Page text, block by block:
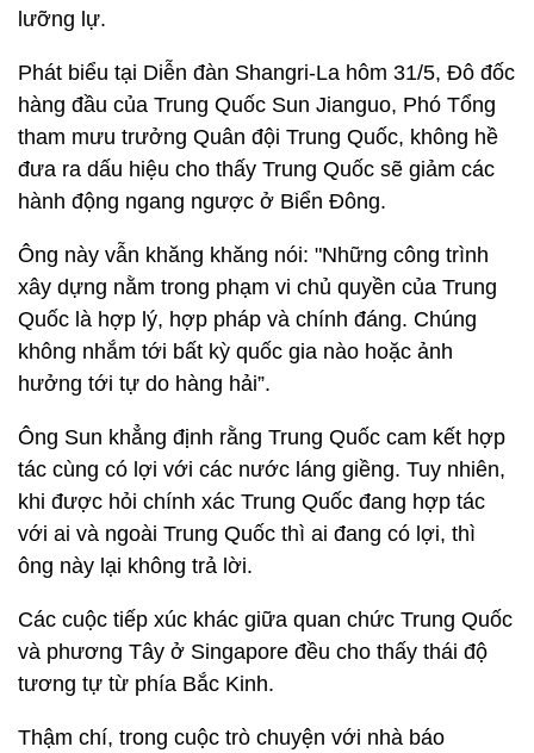
lưỡng lự.
Phát biểu tại Diễn đàn Shangri-La hôm 31/5, Đô đốc
hàng đầu của Trung Quốc Sun Jianguo, Phó Tổng
tham mưu trưởng Quân đội Trung Quốc, không hề
đưa ra dấu hiệu cho thấy Trung Quốc sẽ giảm các
hành động ngang ngược ở Biển Đông.
Ông này vẫn khăng khăng nói: "Những công trình
xây dựng nằm trong phạm vi chủ quyền của Trung
Quốc là hợp lý, hợp pháp và chính đáng. Chúng
không nhắm tới bất kỳ quốc gia nào hoặc ảnh
hưởng tới tự do hàng hải”.
Ông Sun khẳng định rằng Trung Quốc cam kết hợp
tác cùng có lợi với các nước láng giềng. Tuy nhiên,
khi được hỏi chính xác Trung Quốc đang hợp tác
với ai và ngoài Trung Quốc thì ai đang có lợi, thì
ông này lại không trả lời.
Các cuộc tiếp xúc khác giữa quan chức Trung Quốc
và phương Tây ở Singapore đều cho thấy thái độ
tương tự từ phía Bắc Kinh.
Thậm chí, trong cuộc trò chuyện với nhà báo